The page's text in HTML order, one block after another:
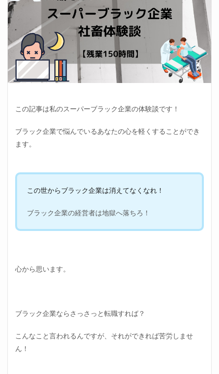
この記事は私のスーパーブラック企業の体験談です！
ブラック企業で悩んでいるあなたの心を軽くすることができ
ます。
この世からブラック企業は消えてなくなれ！
ブラック企業の経営者は地獄へ落ちろ！
心から思います。
ブラック企業ならさっさっと転職すれば？
こんなこと言われるんですが、それができれば苦労しませ
ん！